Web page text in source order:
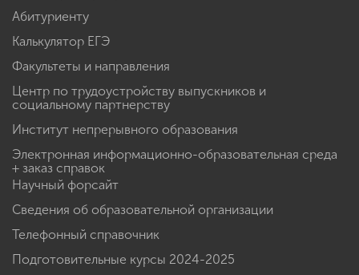
Абитуриенту
Калькулятор ЕГЭ
Факультеты и направления
Центр по трудоустройству выпускников и
социальному партнерству
Институт непрерывного образования
Электронная информационно-образовательная среда
+ заказ справок
Научный форсайт
Сведения об образовательной организации
Телефонный справочник
Подготовительные курсы 2024-2025